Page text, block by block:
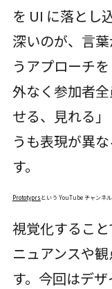
を UI に落とし
深いのが、言
うアプローチ
外なく参加者
せる、見れる
うも表現が異
す。
Prototyprsという YouTube チャンネ
視覚化するこ
ニュアンスや
す。今回はデ